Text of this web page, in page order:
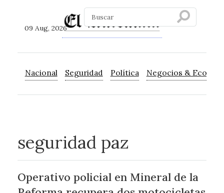
09 Aug, 2026
Nacional Seguridad Política Negocios &
seguridad paz
Operativo policial en Mineral de la